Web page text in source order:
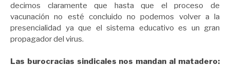
decimos claramente que hasta que el proceso de
vacunación no esté concluido no podemos volver a la
presencialidad ya que el sistema educativo es un gran
propagador del virus.
Las burocracias sindicales nos mandan al matadero: